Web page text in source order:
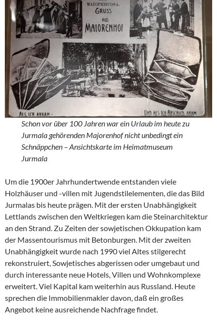
Schon vor über 100 Jahren war ein Urlaub im heute zu
Jurmala gehörenden Majorenhof nicht unbedingt ein
Schnäppchen – Ansichtskarte im Heimatmuseum
Jurmala
Um die 1900er Jahrhundertwende entstanden viele
Holzhäuser und -villen mit Jugendstilelementen, die das Bild
Jurmalas bis heute prägen. Mit der ersten Unabhängigkeit
Lettlands zwischen den Weltkriegen kam die Steinarchitektur
an den Strand. Zu Zeiten der sowjetischen Okkupation kam
der Massentourismus mit Betonburgen. Mit der zweiten
Unabhängigkeit wurde nach 1990 viel Altes stilgerecht
rekonstruiert, Sowjetisches abgerissen oder umgebaut und
durch interessante neue Hotels, Villen und Wohnkomplexe
erweitert. Viel Kapital kam weiterhin aus Russland. Heute
sprechen die Immobilienmakler davon, daß ein großes
Angebot keine ausreichende Nachfrage findet.